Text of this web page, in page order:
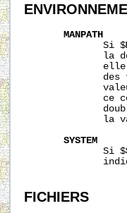
MANPATH
              Si $
la
des
ce
la
SYSTEM
              Si $
FICHIERS